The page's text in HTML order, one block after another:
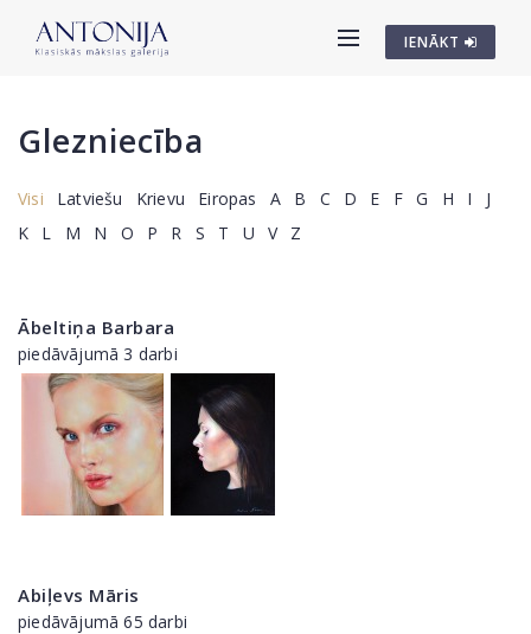
IENĀKT
Glezniecība
Visi Latviešu Krievu Eiropas A B C D E F G H I
J
K
L M N O P R S T U V Z
Ābeltiņa Barbara
piedāvājumā 3 darbi
Abiļevs Māris
piedāvājumā 65 darbi